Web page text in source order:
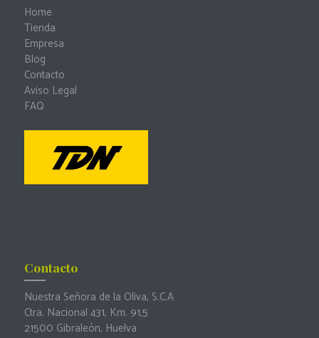
Home
Tienda
Empresa
Blog
Contacto
Aviso Legal
FAQ
Contacto
Nuestra Señora de la Oliva, S.C.A
Ctra. Nacional 431, Km. 91,5
21500 Gibraleón, Huelva